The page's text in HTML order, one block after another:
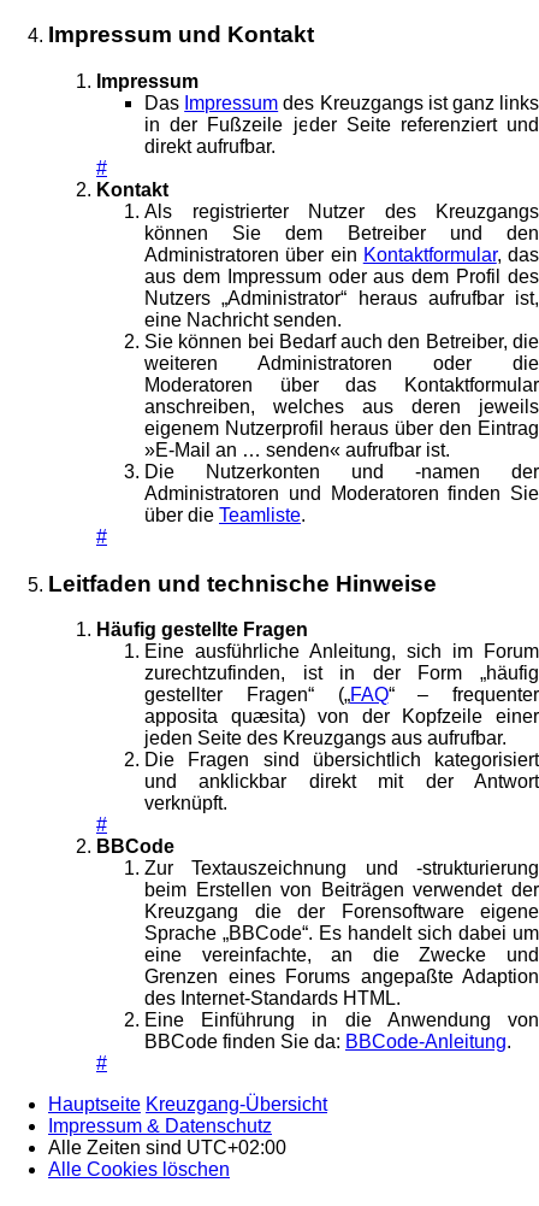
Impressum und Kontakt
Impressum
Das Impressum des Kreuzgangs ist ganz links
in der Fußzeile jeder Seite referenziert und
direkt aufrufbar.
#
Kontakt
Als registrierter Nutzer des Kreuzgangs
können Sie dem Betreiber und den
Administratoren über ein Kontaktformular, das
aus dem Impressum oder aus dem Profil des
Nutzers „Administrator“ heraus aufrufbar ist,
eine Nachricht senden.
Sie können bei Bedarf auch den Betreiber, die
weiteren Administratoren oder die
Moderatoren über das Kontaktformular
anschreiben, welches aus deren jeweils
eigenem Nutzerprofil heraus über den Eintrag
»E-Mail an … senden« aufrufbar ist.
Die Nutzerkonten und -namen der
Administratoren und Moderatoren finden Sie
über die Teamliste.
#
Leitfaden und technische Hinweise
Häufig gestellte Fragen
Eine ausführliche Anleitung, sich im Forum
zurechtzufinden, ist in der Form „häufig
gestellter Fragen“ („FAQ“ – frequenter
apposita quæsita) von der Kopfzeile einer
jeden Seite des Kreuzgangs aus aufrufbar.
Die Fragen sind übersichtlich kategorisiert
und anklickbar direkt mit der Antwort
verknüpft.
#
BBCode
Zur Textauszeichnung und -strukturierung
beim Erstellen von Beiträgen verwendet der
Kreuzgang die der Forensoftware eigene
Sprache „BBCode“. Es handelt sich dabei um
eine vereinfachte, an die Zwecke und
Grenzen eines Forums angepaßte Adaption
des Internet-Standards HTML.
Eine Einführung in die Anwendung von
BBCode finden Sie da: BBCode-Anleitung.
#
Hauptseite Kreuzgang-Übersicht
Impressum & Datenschutz
Alle Zeiten sind UTC+02:00
Alle Cookies löschen